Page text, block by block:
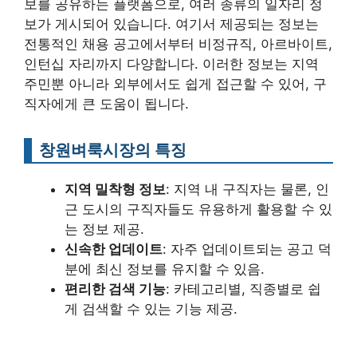
보를 공유하는 플랫폼으로, 여러 종류의 일자리 정
보가 게시되어 있습니다. 여기서 제공되는 정보는
전통적인 채용 공고에서부터 비정규직, 아르바이트,
인턴십 자리까지 다양합니다. 이러한 정보는 지역
주민뿐 아니라 외부에서도 쉽게 접근할 수 있어, 구
직자에게 큰 도움이 됩니다.
창원벼룩시장의 특징
지역 밀착형 정보: 지역 내 구직자는 물론, 인
근 도시의 구직자들도 유용하게 활용할 수 있
는 정보 제공.
신속한 업데이트: 자주 업데이트되는 공고 덕
분에 최신 정보를 유지할 수 있음.
편리한 검색 기능: 카테고리별, 직종별로 쉽
게 검색할 수 있는 기능 제공.